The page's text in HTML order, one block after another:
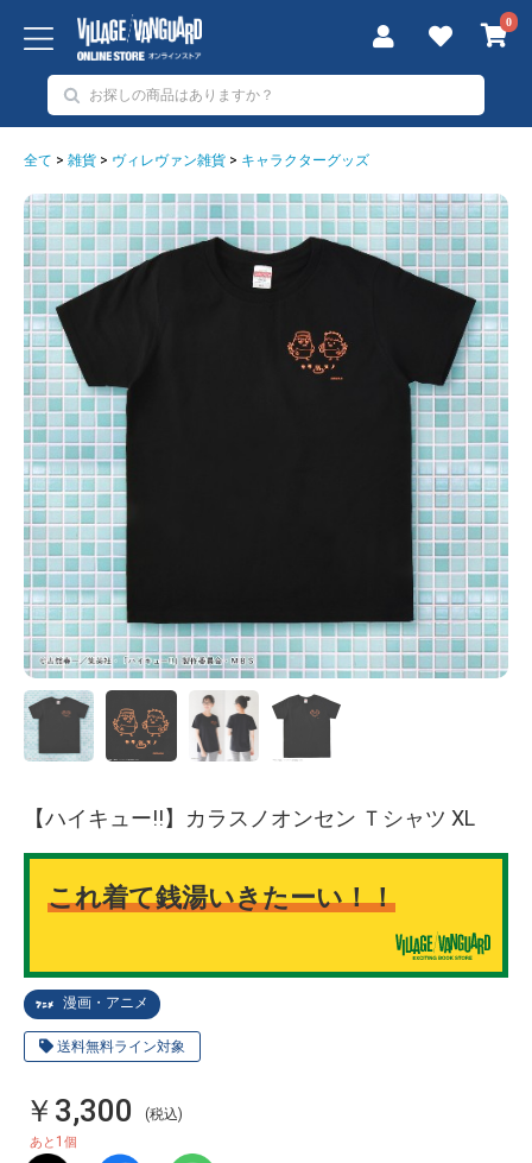
0
全て > 雑貨 > ヴィレヴァン雑貨 > キャラクターグッズ
漫画・アニメ
送料無料ライン対象
【ハイキュー!!】カラスノオンセン Ｔシャツ XL
これ着て銭湯いきたーい！！
￥3,300 (税込)
あと 1 個